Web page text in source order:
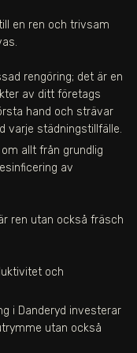
en ren och trivsam
rengöring; det är en
av ditt företags
hand och strävar
varje städningstillfälle.
allt från grundlig
av
ren utan också fräsch
och
i Danderyd investerar
utan också